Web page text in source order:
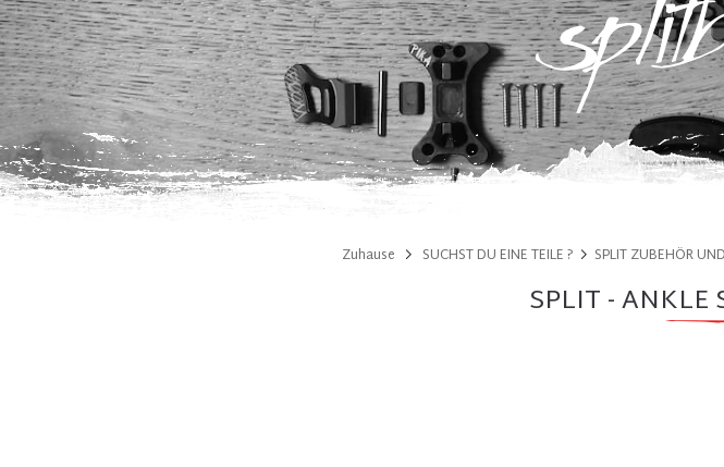
Zuhause SUCHST DU EINE TEILE ? SPLIT ZUBEHÖR
SPLIT - ANKLE